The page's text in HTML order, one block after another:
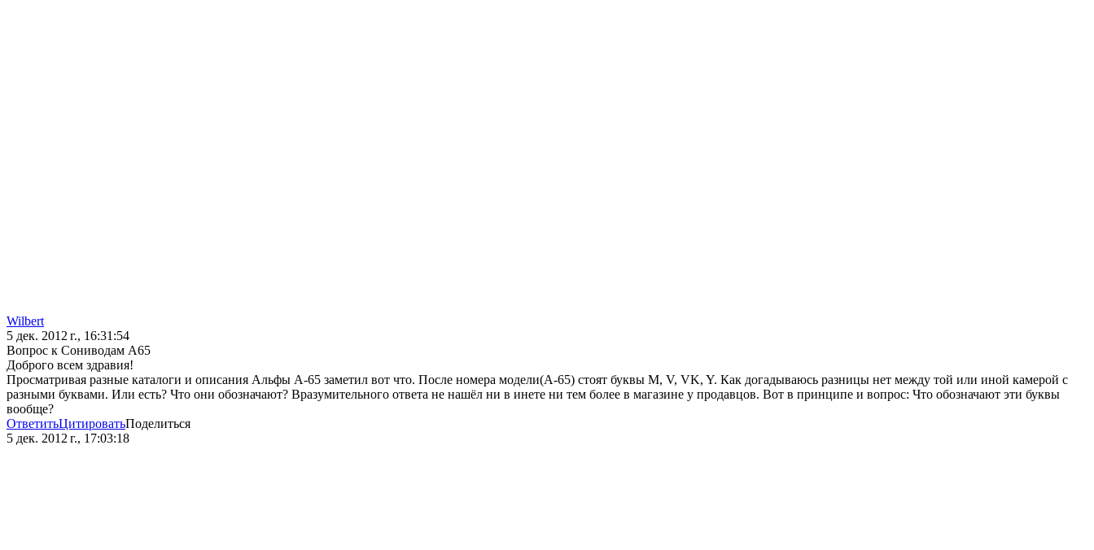
Wilbert
5 дек. 2012 г., 16:31:54
Вопрос к Сониводам А65
Доброго всем здравия!
Просматривая разные каталоги и описания Альфы А-65 заметил вот что. После номера модели(А-65) стоят буквы M, V, VK, Y. Как догадываюсь разницы нет между той или иной камерой с
разными буквами. Или есть? Что они обозначают? Вразумительного ответа не нашёл ни в инете ни тем более в магазине у продавцов. Вот в принципе и вопрос: Что обозначают эти буквы
вообще?
ОтветитьЦитироватьПоделиться
5 дек. 2012 г., 17:03:18